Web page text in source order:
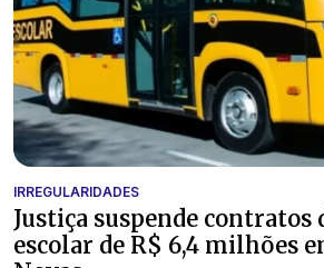
IRREGULARIDADES
Justiça suspende
escolar de R$ 6,4 milhões